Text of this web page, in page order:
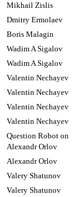
Mikhail Zislis
Dmitry Ermolaev
Boris Malagin
Wadim A Sigalov
Wadim A Sigalov
Valentin Nechayev
Valentin Nechayev
Valentin Nechayev
Valentin Nechayev
Question Robot on
Alexandr Orlov
Alexandr Orlov
Valery Shatunov
Valery Shatunov